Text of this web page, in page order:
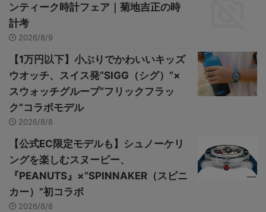
ンティーク時計フェア｜菊地吉正の時
計考
2026/8/9
【1万円以下】小ぶりでかわいいキッズ
ウオッチ、スイス発“SIGG（シグ）”×
スウォッチグループ“フリックフラッ
ク”コラボモデル
2026/8/8
【公式EC限定モデルも】シュノーケリ
ングを楽しむスヌーピー、
『PEANUTS』×“SPINNAKER（スピニ
カー）”初コラボ
2026/8/8